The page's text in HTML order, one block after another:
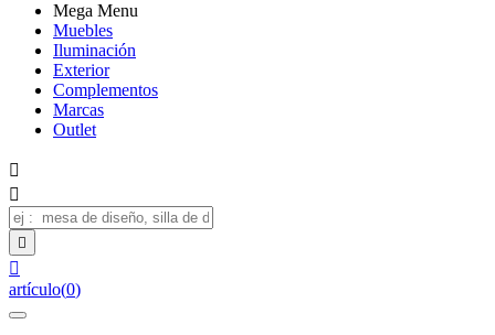
Mega Menu
Muebles
Iluminación
Exterior
Complementos
Marcas
Outlet




artículo(0)